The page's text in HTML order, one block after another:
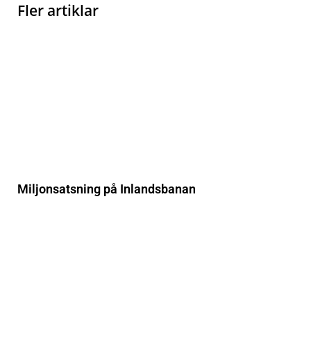
Fler artiklar
Miljonsatsning på Inlandsbanan